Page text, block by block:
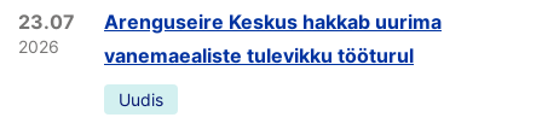
23.07
2026
Arenguseire Keskus hakkab uurima
vanemaealiste tulevikku tööturul
Uudis